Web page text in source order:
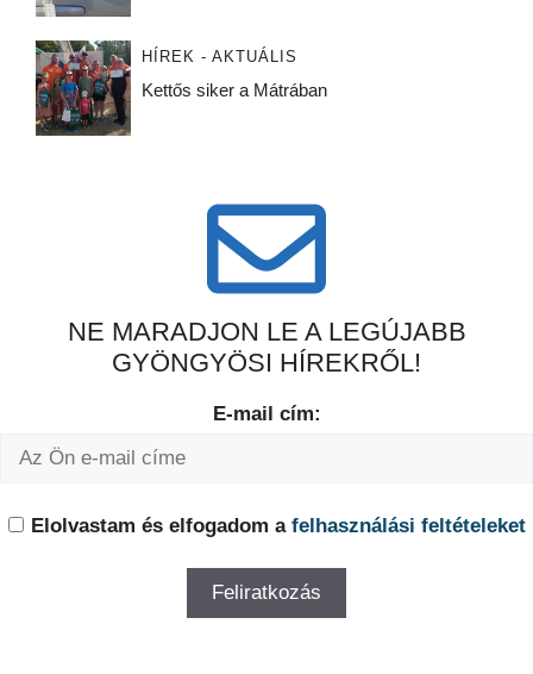
HÍREK - AKTUÁLIS
Kettős siker a Mátrában
NE MARADJON LE A LEGÚJABB
GYÖNGYÖSI HÍREKRŐL!
E-mail cím:
Elolvastam és elfogadom a felhasználási feltételeket